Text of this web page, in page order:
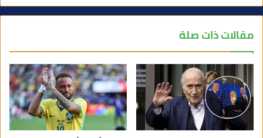
مقالات ذات صلة